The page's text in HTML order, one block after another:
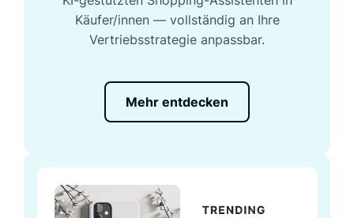
Käufer/innen — vollständig an Ihre
Vertriebsstrategie anpassbar.
Mehr entdecken